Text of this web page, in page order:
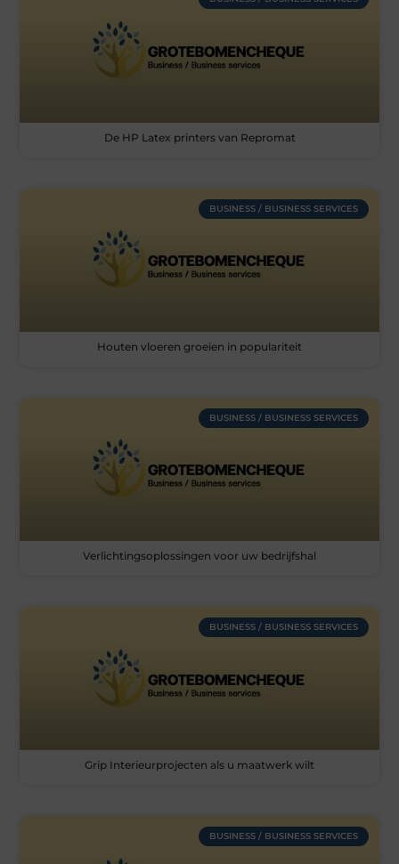
De HP Latex printers van Repromat
BUSINESS / BUSINESS SERVICES
Houten vloeren groeien in populariteit
BUSINESS / BUSINESS SERVICES
Verlichtingsoplossingen voor uw bedrijfshal
BUSINESS / BUSINESS SERVICES
Grip Interieurprojecten als u maatwerk wilt
BUSINESS / BUSINESS SERVICES